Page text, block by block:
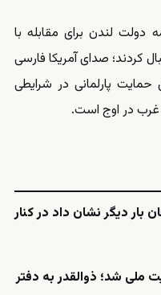
دولت لندن برای مقابله با
کردند؛ صدای آمریکا فارسی
این حمایت پارلمانی در شرایطی
غرب در اوج است.
بار دیگر نشان داد در کنار
ملی شد؛ ذوالقدر به دفتر